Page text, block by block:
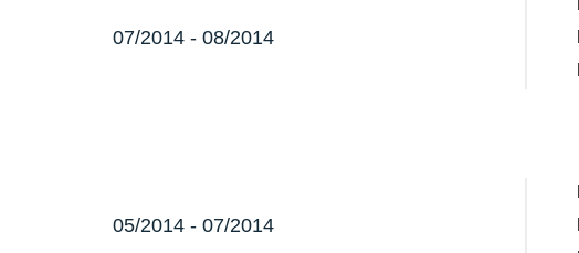
07/2014 - 08/2014
05/2014 - 07/2014